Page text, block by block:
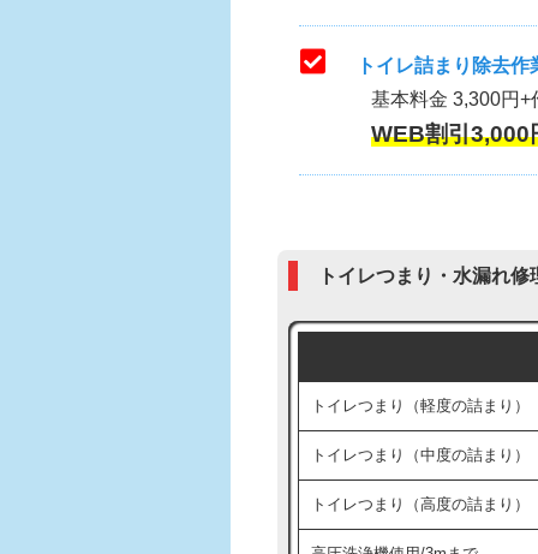
トイレ詰まり除去
基本料金 3,300円+
WEB割引
トイレつまり・水漏れ
トイレつまり（軽度の詰まり）
トイレつまり（中度の詰まり）
トイレつまり（高度の詰まり）